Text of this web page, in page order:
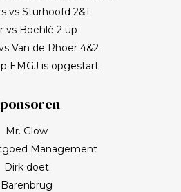
vs Sturhoofd 2&1
vs Boehlé 2 up
Van de Rhoer 4&2
EMGJ is opgestart
Mr. Glow
Management
Dirk doet
Barenbrug